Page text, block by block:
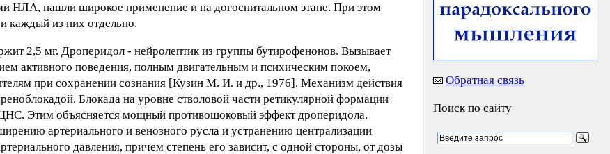
НЛА, нашли широкое применение и на догоспитальном этапе. При этом
каждый из них отдельно.
2,5 мг. Дроперидол - нейролептик из группы бутирофенонов. Вызывает
активного поведения, полным двигательным и психическим покоем,
при сохранении сознания [Кузин М. И. и др., 1976]. Механизм действия
Блокада на уровне стволовой части ретикулярной формации
Этим объясняется мощный противошоковый эффект дроперидола.
артериального и венозного русла и устранению централизации
давления, причем степень его зависит, с одной стороны, от дозы
Обратная связь
Поиск по сайту